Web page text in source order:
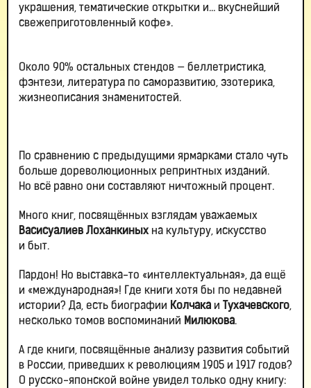
украшения, тематические открытки и… вкуснейший
свежеприготовленный кофе».
Около 90% остальных стендов — беллетристика,
фэнтези, литература по саморазвитию, эзотерика,
жизнеописания знаменитостей.
По сравнению с предыдущими ярмарками стало чуть
больше дореволюционных репринтных изданий.
Но всё равно они составляют ничтожный процент.
Много книг, посвящённых взглядам уважаемых
Васисуалиев Лоханкиныхна культуру, искусство
и быт.
Пардон! Но выставка-то «интеллектуальная», да ещё
и «международная»! Где книги хотя бы по недавней
истории? Да, есть биографии Колчака и Тухачевского,
несколько томов воспоминаний Милюкова.
А где книги, посвящённые анализу развития событий
в России, приведших к революциям 1905 и 1917 годов?
О русско-японской войне увидел только одну книгу: